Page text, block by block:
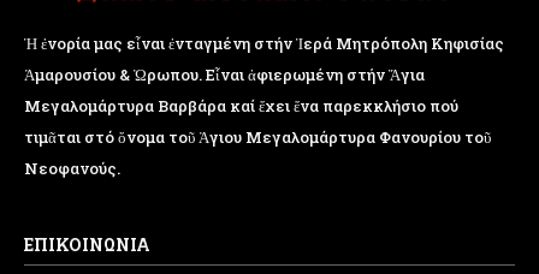
Ἡ ἐνορία μας εἶναι ἐνταγμένη στήν Ἱερά Μητρόπολη Κηφισίας
Ἁμαρουσίου & Ὠρωπου. Εἶναι ἀφιερωμένη στήν Ἅγια
Μεγαλομάρτυρα Βαρβάρα καί ἔχει ἕνα παρεκκλήσιο πού
τιμᾶται στό ὄνομα τοῦ Ἁγιου Μεγαλομάρτυρα Φανουρίου τοῦ
Νεοφανούς.
ΕΠΙΚΟΙΝΩΝΙΑ